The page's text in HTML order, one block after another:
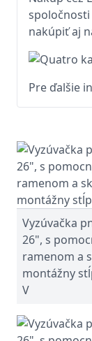
nakúpiť aj
Pre ďalšie
Vyzúvačka
26", s
ramenom a
montážny
V